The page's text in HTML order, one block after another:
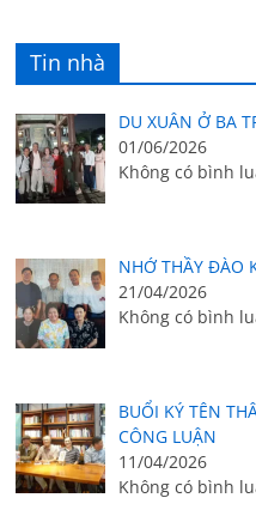
Tin nhà
DU XUÂN Ở BA
01/06/2026
Không có bình
NHỚ THẦY ĐÀO
21/04/2026
Không có bình
BUỔI KÝ TÊN
CÔNG LUẬN
11/04/2026
Không có bình